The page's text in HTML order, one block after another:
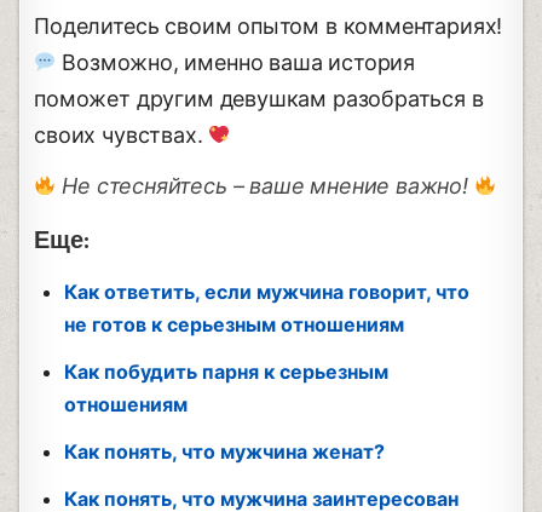
Поделитесь своим опытом в комментариях!
Возможно, именно ваша история
поможет другим девушкам разобраться в
своих чувствах.
Не стесняйтесь – ваше мнение важно!
Еще:
Как ответить, если мужчина говорит, что
не готов к серьезным отношениям
Как побудить парня к серьезным
отношениям
Как понять, что мужчина женат?
Как понять, что мужчина заинтересован